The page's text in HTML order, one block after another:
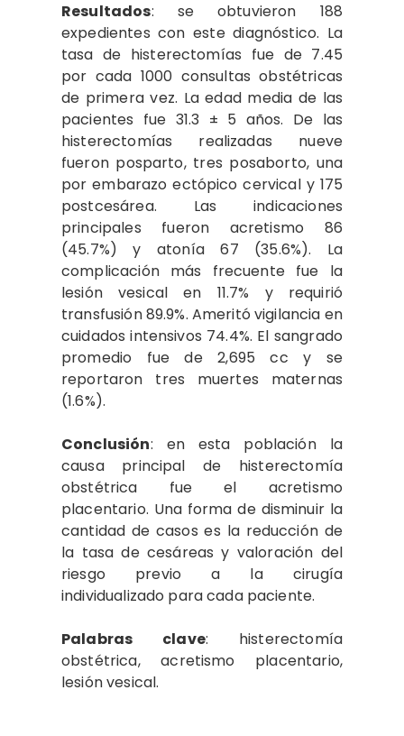
Resultados: se obtuvieron 188
expedientes con este diagnóstico. La
tasa de histerectomías fue de 7.45
por cada 1000 consultas obstétricas
de primera vez. La edad media de las
pacientes fue 31.3 ± 5 años. De las
histerectomías realizadas nueve
fueron posparto, tres posaborto, una
por embarazo ectópico cervical y 175
postcesárea. Las indicaciones
principales fueron acretismo 86
(45.7%) y atonía 67 (35.6%). La
complicación más frecuente fue la
lesión vesical en 11.7% y requirió
transfusión 89.9%. Ameritó vigilancia en
cuidados intensivos 74.4%. El sangrado
promedio fue de 2,695 cc y se
reportaron tres muertes maternas
(1.6%).
Conclusión: en esta población la
causa principal de histerectomía
obstétrica fue el acretismo
placentario. Una forma de disminuir la
cantidad de casos es la reducción de
la tasa de cesáreas y valoración del
riesgo previo a la cirugía
individualizado para cada paciente.
Palabras clave: histerectomía
obstétrica, acretismo placentario,
lesión vesical.